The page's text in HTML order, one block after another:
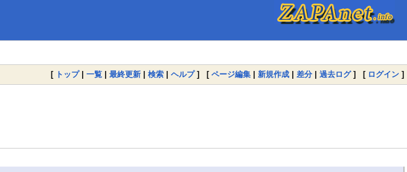
[ トップ| 一覧 | 最終更新 | 検索 | ヘルプ] [ ページ編集 | 新規作成 | 差分 | 過去ログ] [ ログイン ]